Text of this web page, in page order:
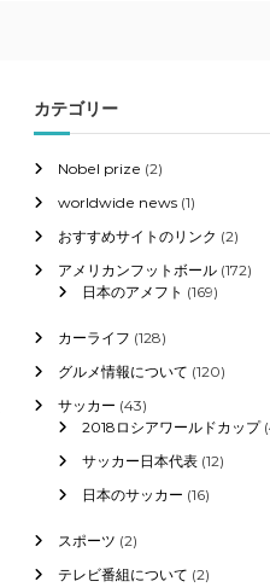
カテゴリー
Nobel prize (2)
worldwide news (1)
おすすめサイトのリンク (2)
アメリカンフットボール (172)
日本のアメフト (169)
カーライフ (128)
グルメ情報について (120)
サッカー (43)
2018ロシアワールドカップ
サッカー日本代表 (12)
日本のサッカー (16)
スポーツ (2)
テレビ番組について (2)